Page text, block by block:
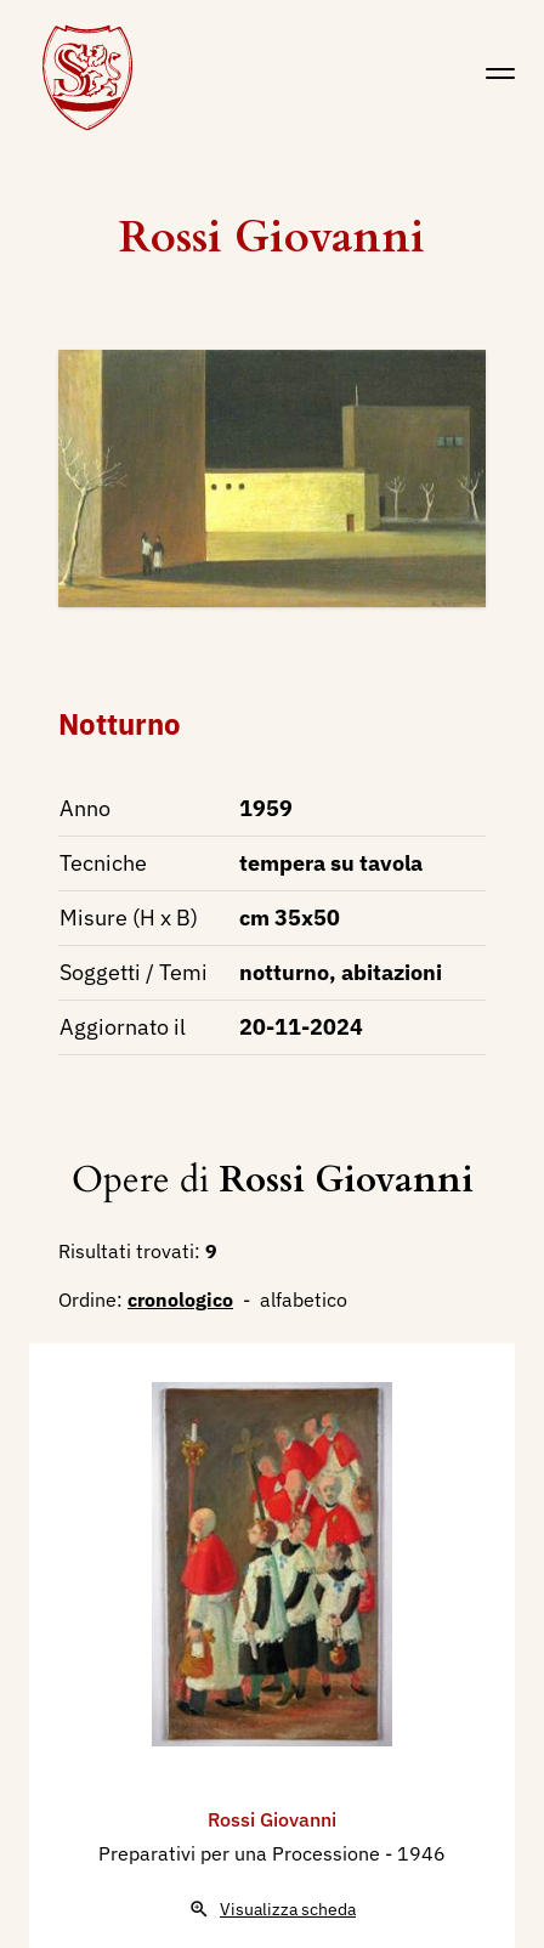
Rossi Giovanni
Notturno
Anno
1959
Tecniche
tempera su tavola
Misure (H x B)
cm 35x50
Soggetti / Temi
notturno, abitazioni
Aggiornato il
20-11-2024
Opere di Rossi Giovanni
Risultati trovati: 9
Ordine: cronologico - alfabetico
Rossi Giovanni
Preparativi per una Processione - 1946
Visualizza scheda